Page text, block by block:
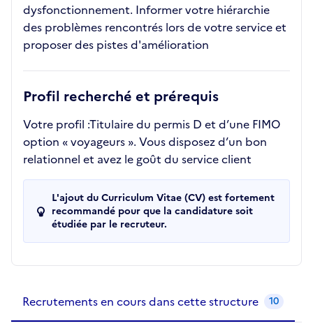
dysfonctionnement. Informer votre hiérarchie
des problèmes rencontrés lors de votre service et
proposer des pistes d'amélioration
Profil recherché et prérequis
Votre profil :Titulaire du permis D et d’une FIMO
option « voyageurs ». Vous disposez d’un bon
relationnel et avez le goût du service client
L'ajout du Curriculum Vitae (CV) est fortement
recommandé pour que la candidature soit
étudiée par le recruteur.
Recrutements en cours dans cette structure 10